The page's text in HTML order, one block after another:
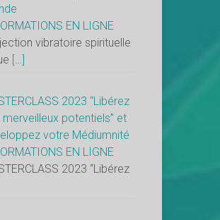
EN LIGNE
vibratoire spirituelle
[…]
2023 “Libérez
potentiels” et
votre Médiumnité
EN LIGNE
2023 “Libérez